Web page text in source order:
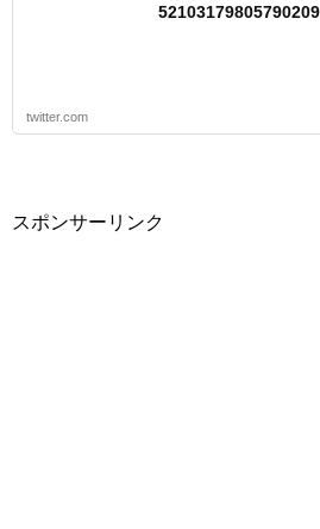
52103179805790209
twitter.com
スポンサーリンク